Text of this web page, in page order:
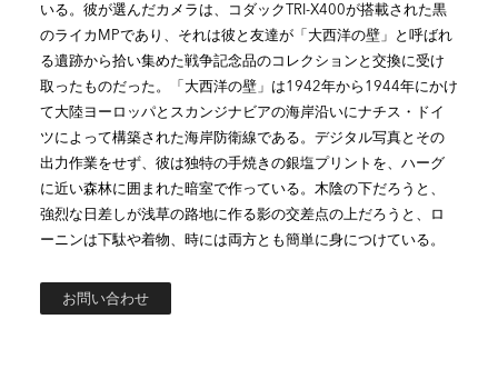
いる。彼が選んだカメラは、コダックTRI-X400が搭載された黒
のライカMPであり、それは彼と友達が「大西洋の壁」と呼ばれ
る遺跡から拾い集めた戦争記念品のコレクションと交換に受け
取ったものだった。「大西洋の壁」は1942年から1944年にかけ
て大陸ヨーロッパとスカンジナビアの海岸沿いにナチス・ドイ
ツによって構築された海岸防衛線である。デジタル写真とその
出力作業をせず、彼は独特の手焼きの銀塩プリントを、ハーグ
に近い森林に囲まれた暗室で作っている。木陰の下だろうと、
強烈な日差しが浅草の路地に作る影の交差点の上だろうと、ロ
ーニンは下駄や着物、時には両方とも簡単に身につけている。
お問い合わせ